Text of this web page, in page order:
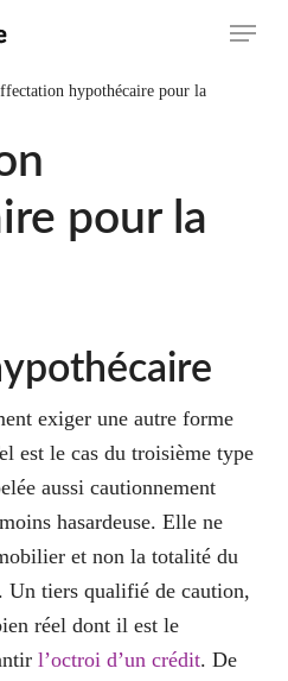
Menu
hypothécaire pour la
pour la
exiger une autre forme
est le cas du troisième type
aussi cautionnement
hasardeuse. Elle ne
et non la totalité du
Un tiers qualifié de caution,
réel dont il est le
l’octroi d’un crédit. De